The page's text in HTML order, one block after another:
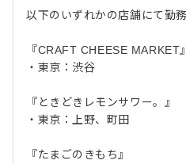
以下のいずれかの店舗にて勤
『CRAFT CHEESE MARKET』
・東京：渋谷
『ときどきレモンサワー。』
・東京：上野、町田
『たまごのきもち』